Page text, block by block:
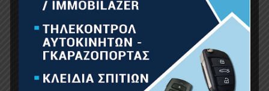
Βιοδιασπώμενο 1L
9.00€